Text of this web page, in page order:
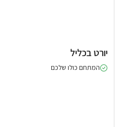
יורט בכליל
המתחם כולו שלכם